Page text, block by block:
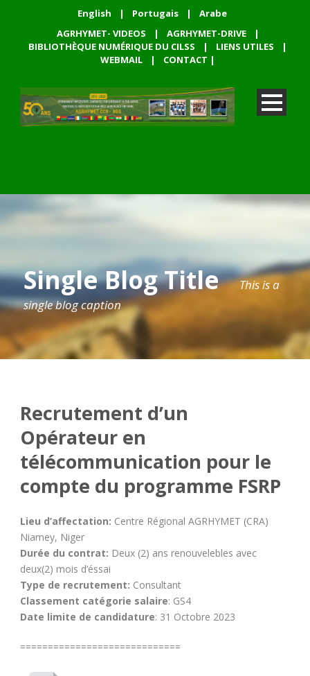
English | Portugais |
Arabe
AGRHYMET- VIDEOS
| AGRHYMET-DRIVE
|
BIBLIOTHÈQUE NUMÉRIQUE DU CILSS
| LIENS UTILES
|
WEBMAIL
| CONTACT |
Single Blog Title
This is a
single blog caption
Recrutement d’un
Opérateur en
télécommunication pour le
compte du programme FSRP
Lieu d’affectation: Centre Régional AGRHYMET (CRA)
Niamey, Niger
Durée du contrat: Deux (2) ans renouvelebles avec
deux(2) mois d’éssai
Type de recrutement: Consultant
Classement catégorie salaire: GS4
Date limite de candidature: 31 Octobre 2023
=============================